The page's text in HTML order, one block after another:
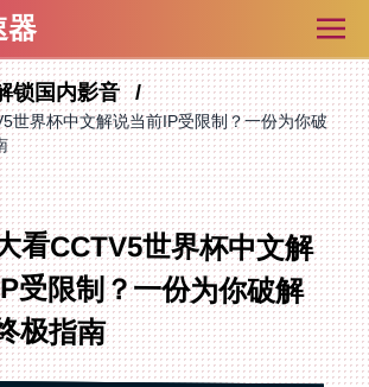
器
锁国内影音
世界杯中文解说当前IP受限制？一份为你破
看CCTV5世界杯中文解
受限制？一份为你破解
极指南